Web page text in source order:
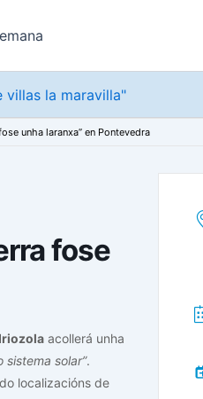
villas la maravilla"
unha laranxa” en Pontevedra
fose
acollerá unha
sistema solar”.
localizacións de